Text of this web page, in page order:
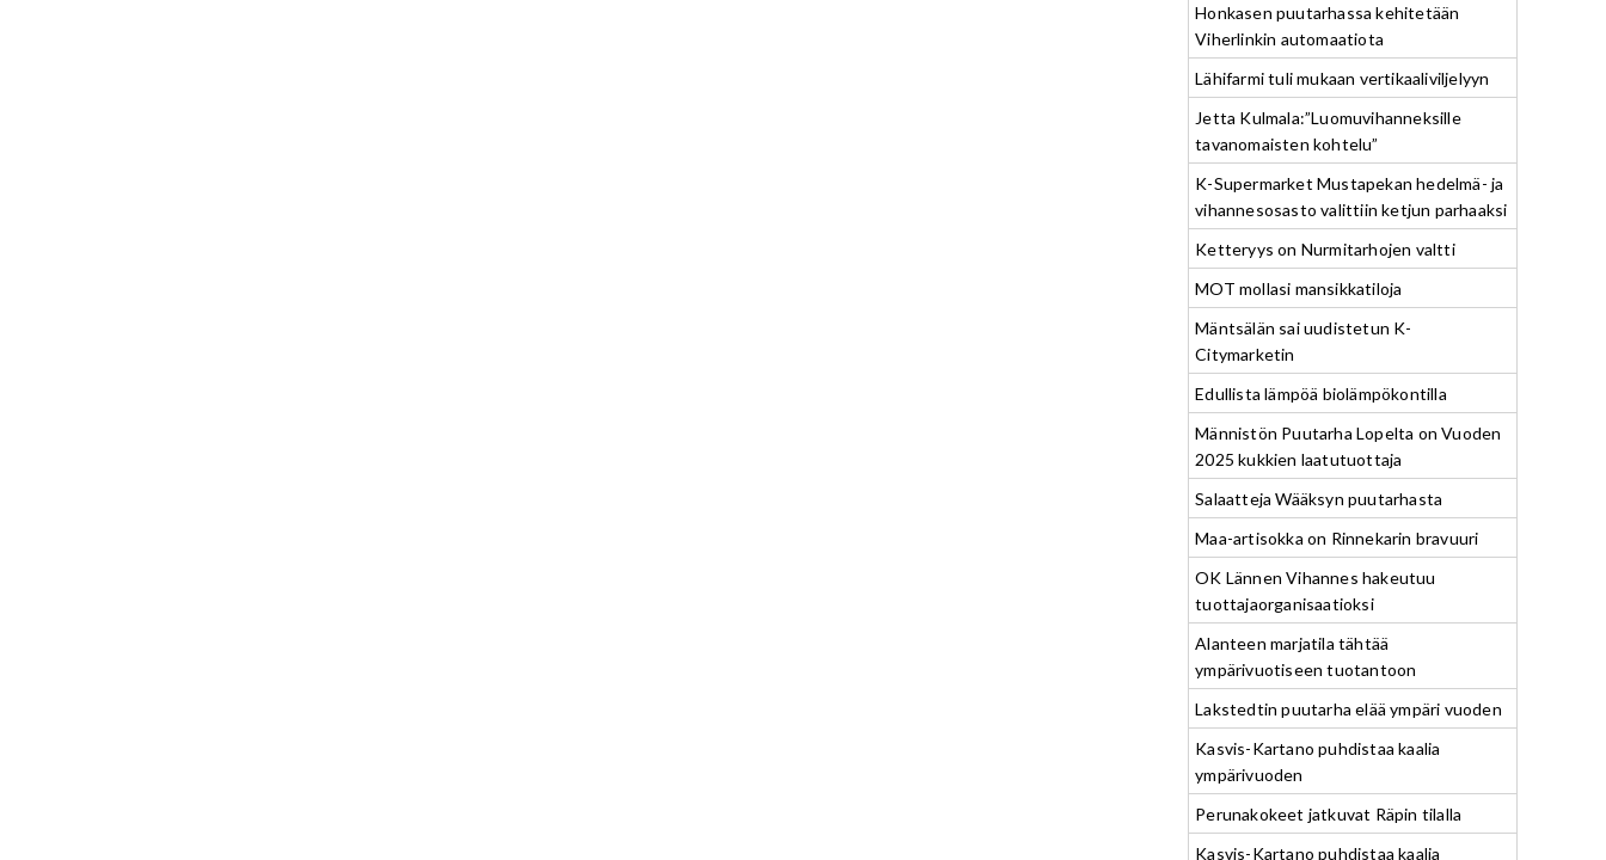
Honkasen puutarhassa kehitetään
Viherlinkin automaatiota
Lähifarmi tuli mukaan vertikaaliviljelyyn
Jetta Kulmala:”Luomuvihanneksille
tavanomaisten kohtelu”
K-Supermarket Mustapekan hedelmä- ja
vihannesosasto valittiin ketjun parhaaksi
Ketteryys on Nurmitarhojen valtti
MOT mollasi mansikkatiloja
Mäntsälän sai uudistetun K-
Citymarketin
Edullista lämpöä biolämpökontilla
Männistön Puutarha Lopelta on Vuoden
2025 kukkien laatutuottaja
Salaatteja Wääksyn puutarhasta
Maa-artisokka on Rinnekarin bravuuri
OK Lännen Vihannes hakeutuu
tuottajaorganisaatioksi
Alanteen marjatila tähtää
ympärivuotiseen tuotantoon
Lakstedtin puutarha elää ympäri vuoden
Kasvis-Kartano puhdistaa kaalia
ympärivuoden
Perunakokeet jatkuvat Räpin tilalla
Kasvis-Kartano puhdistaa kaalia